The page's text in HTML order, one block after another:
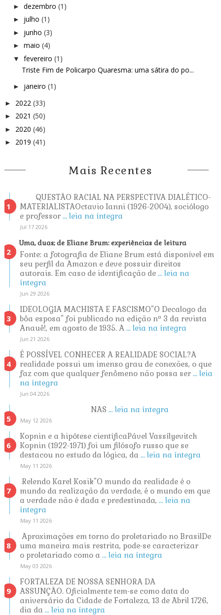
► dezembro (1)
► julho (1)
► junho (3)
► maio (4)
▼ fevereiro (1)
Triste Fim de Policarpo Quaresma: uma sátira do po...
► janeiro (1)
► 2022 (33)
► 2021 (50)
► 2020 (46)
► 2019 (41)
Mais Recentes
QUESTÃO RACIAL NA PERSPECTIVA DIALÉTICO-
MATERIALISTAOctavio Ianni (1926-2004), sociólogo
e professor ... leia na íntegra
Jul 17 2026
Uma, duas; de Eliane Brum: experiências de leitura
Fonte: a fotografia de Eliane Brum está disponível em
seu perfil da Amazon e deve possuir direitos
autorais. Em caso de identificação de ... leia na
íntegra
Jun 29 2026
IDEOLOGIA MACHISTA E FASCISMO"O Decalogo da
bôa esposa" foi publicado na edição nº 3 da revista
Anauê!, em agosto de 1935. A ... leia na íntegra
Jun 21 2026
É POSSÍVEL CONHECER A REALIDADE SOCIAL?A
realidade possui um imenso grau de conexões, o que
faz com que qualquer fenômeno não possa ser ... leia
na íntegra
Jun 04 2026
NAS ... leia na íntegra
May 12 2026
Kopnin e a hipótese científicaPável Vassílyevitch
Kopnin (1922-1971) foi um filósofo russo que se
destacou no estudo da lógica, da ... leia na íntegra
May 11 2026
Relendo Karel Kosik"O mundo da realidade é o
mundo da realização da verdade, é o mundo em que
a verdade não é dada e predestinada, ... leia na
íntegra
May 11 2026
Aproximações em torno do proletariado no BrasilDe
uma maneira mais restrita, pode-se caracterizar
o proletariado como a ... leia na íntegra
May 03 2026
FORTALEZA DE NOSSA SENHORA DA
ASSUNÇÃO. Oficialmente tem-se como data do
aniversário da Cidade de Fortaleza, 13 de Abril 1726,
dia da ... leia na íntegra